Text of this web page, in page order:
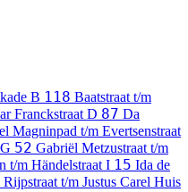
B 118 Baatstraat t/m
Franckstraat D 87 Da
Magninpad t/m Evertsenstraat
G 52 Gabriël Metzustraat t/m
t/m Händelstraat I 15 Ida de
Rijpstraat t/m Justus Carel Huis